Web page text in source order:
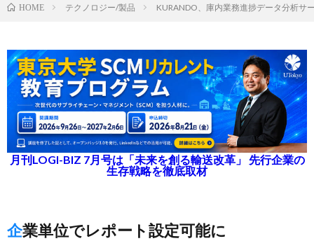
HOME テクノロジー/製品 KURANDO、庫内業務進捗データ分析サ
月刊LOGI-BIZ 7月号は「未来を創る輸送改革」 先行企業の
生存戦略を徹底取材
企業単位でレポート設定可能に